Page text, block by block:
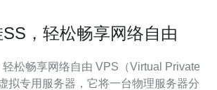
，轻松畅享网络自由
络自由 VPS（Virtual Private
拟专用服务器，它将一台物理服务器分